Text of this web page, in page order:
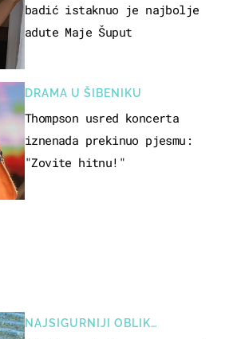
badić istaknuo je najbolje
adute Maje Šuput
DRAMA U ŠIBENIKU
Thompson usred koncerta
iznenada prekinuo pjesmu:
"Zovite hitnu!"
NAJSIGURNIJI OBLIK